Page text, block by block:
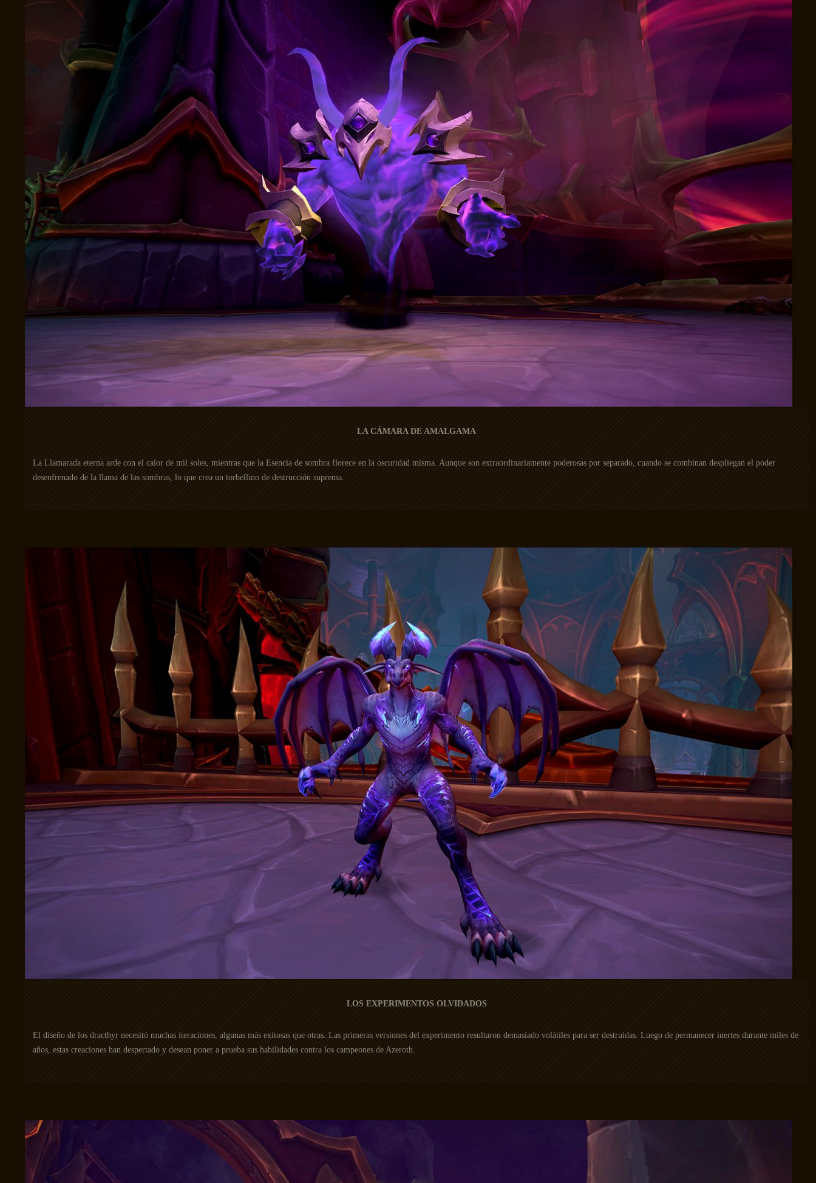
LA CÁMARA DE AMALGAMA
La Llamarada eterna arde con el calor de mil soles, mientras que la Esencia de sombra florece en la oscuridad misma. Aunque son extraordinariamente poderosas por separado, cuando se combinan despliegan el poder
desenfrenado de la llama de las sombras, lo que crea un torbellino de destrucción suprema.
LOS EXPERIMENTOS OLVIDADOS
El diseño de los dracthyr necesitó muchas iteraciones, algunas más exitosas que otras. Las primeras versiones del experimento resultaron demasiado volátiles para ser destruidas. Luego de permanecer inertes durante miles de
años, estas creaciones han despertado y desean poner a prueba sus habilidades contra los campeones de Azeroth.